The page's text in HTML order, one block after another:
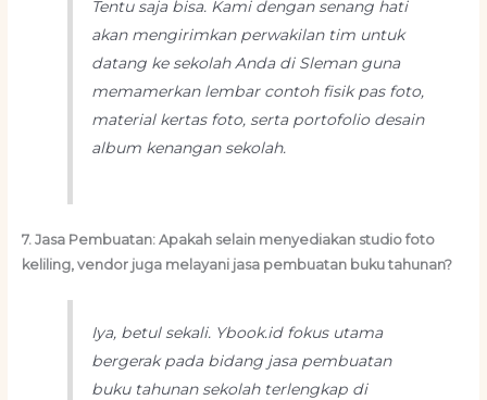
Tentu saja bisa. Kami dengan senang hati
akan mengirimkan perwakilan tim untuk
datang ke sekolah Anda di Sleman guna
memamerkan lembar contoh fisik pas foto,
material kertas foto, serta portofolio desain
album kenangan sekolah.
7. Jasa Pembuatan: Apakah selain menyediakan studio foto
keliling, vendor juga melayani jasa pembuatan buku tahunan?
Iya, betul sekali. Ybook.id fokus utama
bergerak pada bidang jasa pembuatan
buku tahunan sekolah terlengkap di